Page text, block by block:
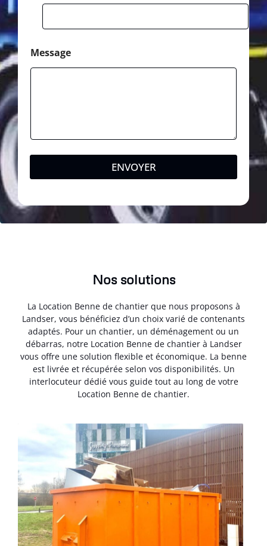
Message
ENVOYER
Nos solutions
La Location Benne de chantier que nous proposons à
Landser, vous bénéficiez d’un choix varié de contenants
adaptés. Pour un chantier, un déménagement ou un
débarras, notre Location Benne de chantier à Landser
vous offre une solution flexible et économique. La benne
est livrée et récupérée selon vos disponibilités. Un
interlocuteur dédié vous guide tout au long de votre
Location Benne de chantier.